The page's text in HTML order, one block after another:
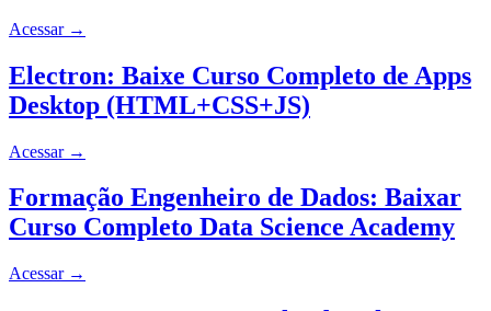
Acessar →
Electron: Baixe Curso Completo de Apps
Desktop (HTML+CSS+JS)
Acessar →
Formação Engenheiro de Dados: Baixar
Curso Completo Data Science Academy
Acessar →